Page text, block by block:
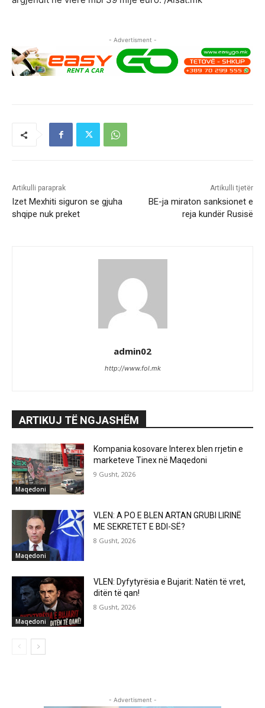
- Advertisment -
Artikulli paraprak
Izet Mexhiti siguron se gjuha
shqipe nuk preket
Artikulli tjetër
BE-ja miraton sanksionet e
reja kundër Rusisë
admin02
http://www.fol.mk
ARTIKUJ TË NGJASHËM
Maqedoni
Kompania kosovare Interex blen rrjetin e
marketeve Tinex në Maqedoni
9 Gusht, 2026
Maqedoni
VLEN: A PO E BLEN ARTAN GRUBI LIRINË
ME SEKRETET E BDI-SË?
8 Gusht, 2026
Maqedoni
VLEN: Dyfytyrësia e Bujarit: Natën të vret,
ditën të qan!
8 Gusht, 2026
- Advertisment -